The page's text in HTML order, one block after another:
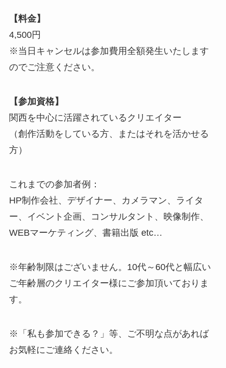
【料金】
4,500円
※当日キャンセルは参加費用全額発生いたします
のでご注意ください。
【参加資格】
関西を中心に活躍されているクリエイター
（創作活動をしている方、またはそれを活かせる
方）
これまでの参加者例：
HP制作会社、デザイナー、カメラマン、ライタ
ー、イベント企画、コンサルタント、映像制作、
WEBマーケティング、書籍出版 etc…
※年齢制限はございません。10代～60代と幅広い
ご年齢層のクリエイター様にご参加頂いておりま
す。
※「私も参加できる？」等、ご不明な点があれば
お気軽にご連絡ください。